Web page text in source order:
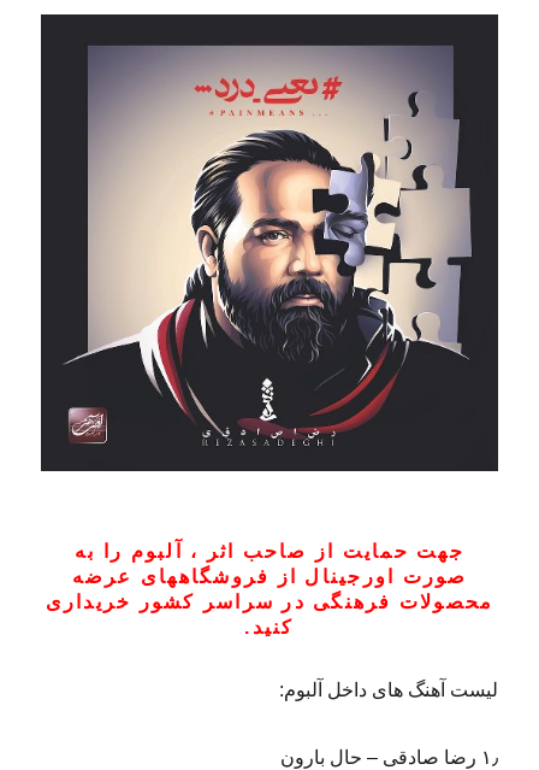
جهت حمایت از صاحب اثر ، آلبوم را به
صورت اورجینال از فروشگاههای عرضه
محصولات فرهنگی در سراسر کشور خریداری
کنید.
لیست آهنگ های داخل آلبوم:
۱٫ رضا صادقی – حال بارون